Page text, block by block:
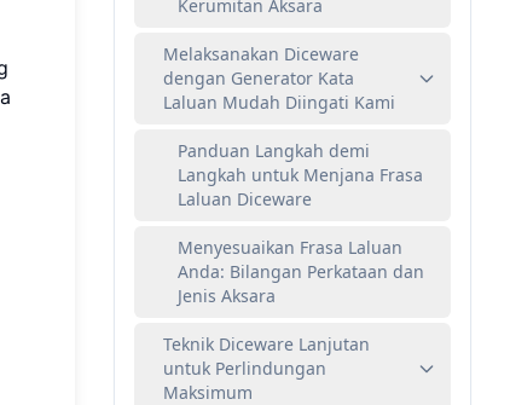
Kerumitan Aksara
Melaksanakan Diceware
dengan Generator Kata
Laluan Mudah Diingati Kami
Panduan Langkah demi
Langkah untuk Menjana Frasa
Laluan Diceware
Menyesuaikan Frasa Laluan
Anda: Bilangan Perkataan dan
Jenis Aksara
Teknik Diceware Lanjutan
untuk Perlindungan
Maksimum